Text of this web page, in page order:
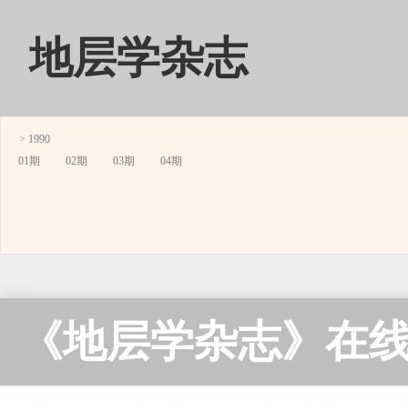
地层学杂志
> 1990
01期
02期 03期 04期
《地层学杂志》在